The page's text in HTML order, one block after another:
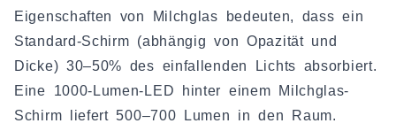
Eigenschaften von Milchglas bedeuten, dass ein
Standard-Schirm (abhängig von Opazität und
Dicke) 30–50% des einfallenden Lichts absorbiert.
Eine 1000-Lumen-LED hinter einem Milchglas-
Schirm liefert 500–700 Lumen in den Raum.